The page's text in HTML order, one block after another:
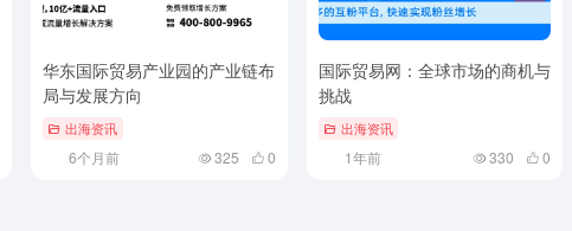
华东国际贸易产业园的产业链布
局与发展方向
出海资讯
6个月前 325 0
国际贸易网：全球市场的商机与
挑战
出海资讯
1年前 330 0